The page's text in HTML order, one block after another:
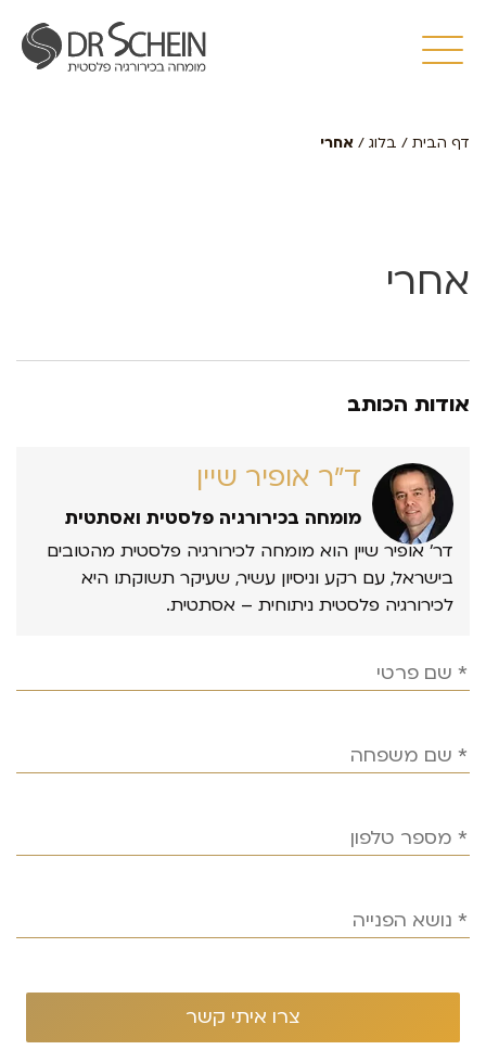
דף הבית / בלוג / אחרי
אחרי
אודות הכותב
ד״ר אופיר שיין
מומחה בכירורגיה פלסטית ואסתטית
דר’ אופיר שיין הוא מומחה לכירורגיה פלסטית מהטובים
בישראל, עם רקע וניסיון עשיר, שעיקר תשוקתו היא
לכירורגיה פלסטית ניתוחית – אסתטית.